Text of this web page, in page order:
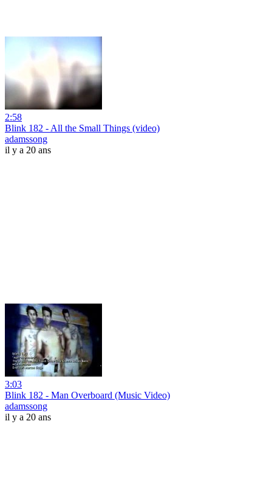
2:58
Blink 182 - All the Small Things (video)
adamssong
il y a 20 ans
3:03
Blink 182 - Man Overboard (Music Video)
adamssong
il y a 20 ans